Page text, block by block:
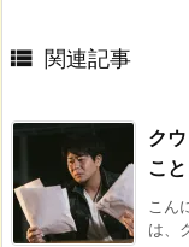
 関連記事
ク
こと
こん
は、